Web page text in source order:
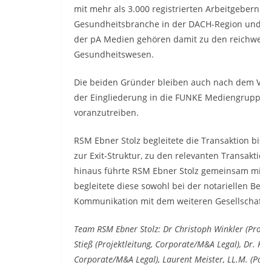
mit mehr als 3.000 registrierten
Gesundheitsbranche in der DACH-Region
der pA Medien gehören damit zu den
Gesundheitswesen.
Die beiden Gründer bleiben auch nach dem
der Eingliederung in die FUNKE
voranzutreiben.
RSM Ebner Stolz begleitete die Transaktion
zur Exit-Struktur, zu den relevanten
hinaus führte RSM Ebner Stolz gemeinsam
begleitete diese sowohl bei der notariellen
Kommunikation mit dem weiteren
Team RSM Ebner Stolz: Dr Christoph Winkler
Stieß (Projektleitung, Corporate/M&A Legal),
Corporate/M&A Legal), Laurent Meister, LL.M.